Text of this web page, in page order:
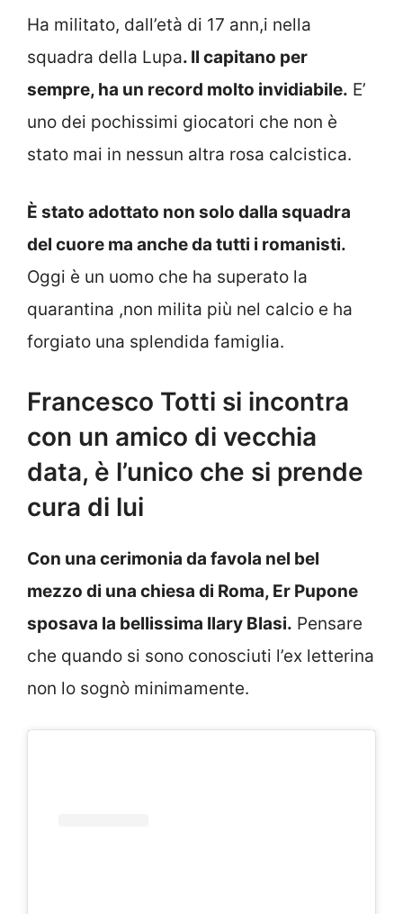
Ha militato, dall’età di 17 ann,i nella
squadra della Lupa. Il capitano per
sempre, ha un record molto invidiabile. E’
uno dei pochissimi giocatori che non è
stato mai in nessun altra rosa calcistica.
È stato adottato non solo dalla squadra
del cuore ma anche da tutti i romanisti.
Oggi è un uomo che ha superato la
quarantina ,non milita più nel calcio e ha
forgiato una splendida famiglia.
Francesco Totti si incontra
con un amico di vecchia
data, è l’unico che si prende
cura di lui
Con una cerimonia da favola nel bel
mezzo di una chiesa di Roma, Er Pupone
sposava la bellissima Ilary Blasi. Pensare
che quando si sono conosciuti l’ex letterina
non lo sognò minimamente.